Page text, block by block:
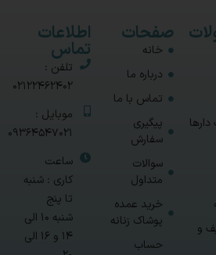
و
صفحات
خانه
درباره ما
تماس با ما
پیگیری
سفارش
سوالات
متداول
خرید عمده
پوشاک زنانه
حساب
اطلاعات
تماس
تلفن :
02122462402
موبایل :
09364547021
ساعت
کاری : شنبه
تا پنج
شنبه 10 الی
14 و 16 الی